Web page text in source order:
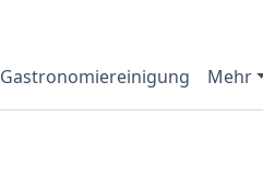
Gastronomiereinigung Mehr